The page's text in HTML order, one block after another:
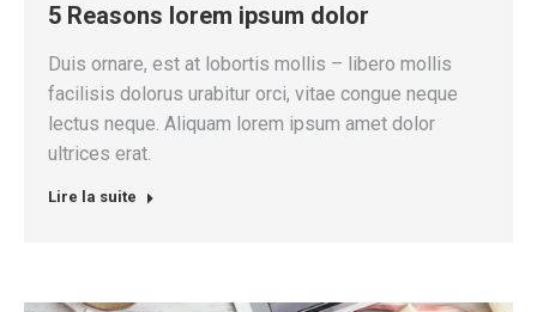
5 Reasons lorem ipsum dolor
Duis ornare, est at lobortis mollis – libero mollis
facilisis dolorus urabitur orci, vitae congue neque
lectus neque. Aliquam lorem ipsum amet dolor
ultrices erat.
Lire la suite